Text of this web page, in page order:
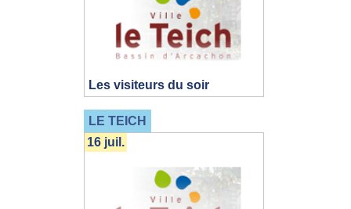
Les visiteurs du soir
LE TEICH
16 juil.